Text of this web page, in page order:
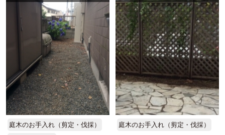
庭木のお手入れ（剪定・伐採）
庭木のお手入れ（剪定・伐採）